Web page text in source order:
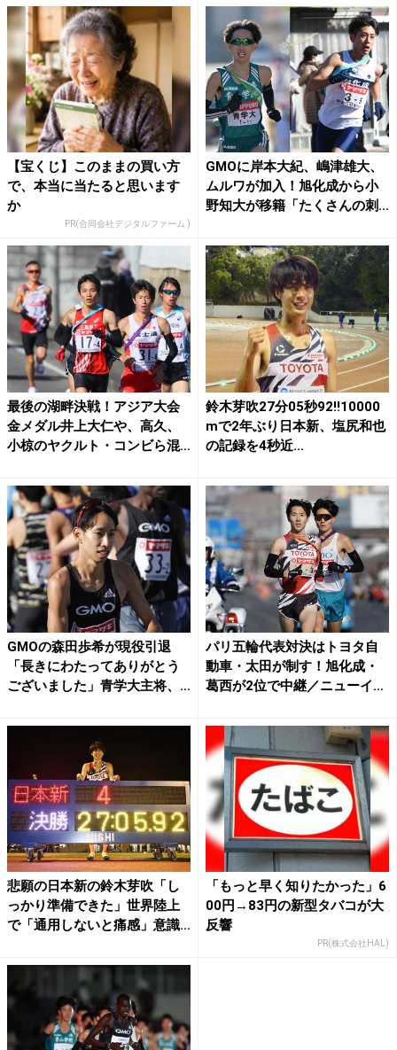
【宝くじ】このままの買い方
で、本当に当たると思います
か
PR(合同会社デジタルファーム )
GMOに岸本大紀、嶋津雄大、
ムルワが加入！旭化成から小
野知大が移籍「たくさんの刺...
最後の湖畔決戦！アジア大会
金メダル井上大仁や、高久、
小椋のヤクルト・コンビら混
鈴木芽吹27分05秒92!!10000
mで2年ぶり日本新、塩尻和也
の記録を4秒近...
GMOの森田歩希が現役引退
「長きにわたってありがとう
ございました」青学大主将、
パリ五輪代表対決はトヨタ自
動車・太田が制す！旭化成・
葛西が2位で中継／ニューイ
悲願の日本新の鈴木芽吹「し
っかり準備できた」世界陸上
で「通用しないと痛感」意識
「もっと早く知りたかった」6
00円→83円の新型タバコが大
反響
PR(株式会社HAL)